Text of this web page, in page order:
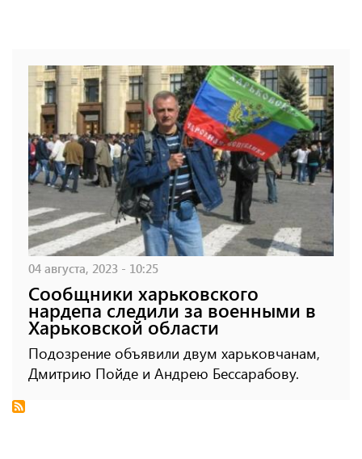
04 августа, 2023 - 10:25
Сообщники харьковского
нардепа следили за военными в
Харьковской области
Подозрение объявили двум харьковчанам,
Дмитрию Пойде и Андрею Бессарабову.